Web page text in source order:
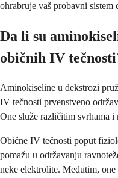
ohrabruje vaš probavni
Da li su
običnih IV
Aminokiseline u dekstrozi
IV tečnosti prvenstveno
One služe različitim svrhama
Obične IV tečnosti poput
pomažu u održavanju
neke elektrolite. Međutim,